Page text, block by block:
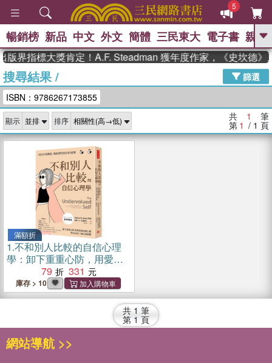
5
GO
高希均教授回憶錄
、 The Odyssey 、 父親節 、 如果歷
獎 臺灣漫遊錄 、 方念華 、 台灣的李
登輝時代
數學女孩：黎曼猜想 、
偉大的迷走神經
暢銷榜 新品 中文 外文 簡體 三民東大 電子書 親子
版界指標大獎肯定！A.F. Steadman 獲年度作家，《史坎德》
搜尋結果/
篩選
ISBN：9786267173855
顯示 排序 共 1 筆
第 1 / 1 頁
滿額折
1.不和別人比較的自信心理
學：卸下重重心防，用愛化
解比較心態，與內在的三個
自我和解
79 331
庫存 > 10
共 1 筆
第 1 頁
網站導航 >>